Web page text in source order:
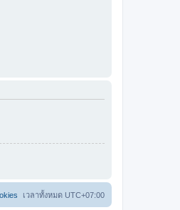
เวลาทั้งหมด UTC+07:00